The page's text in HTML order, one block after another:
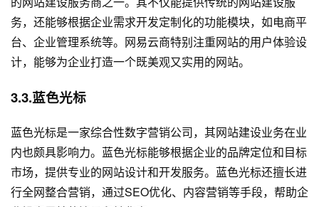
务，还能够根据企业需求开发定制化的功能模块，如电商平
台、企业管理系统等。网易云商特别注重网站的用户体验设
计，能够为企业打造一个既美观又实用的网站。
3.3.蓝色光标
蓝色光标是一家综合性数字营销公司，其网站建设业务在业
内也颇具影响力。蓝色光标能够根据企业的品牌定位和目标
市场，提供专业的网站设计和开发服务。蓝色光标还擅长进
行全网整合营销，通过SEO优化、内容营销等手段，帮助企